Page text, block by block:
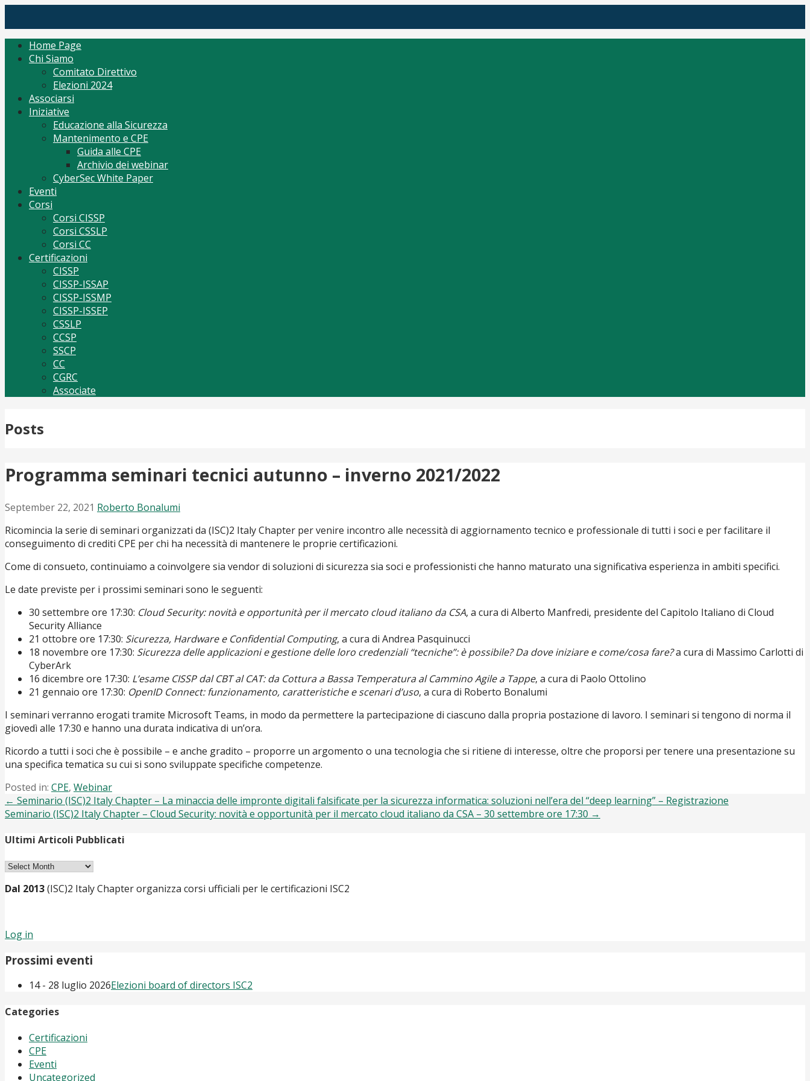
content
Home Page
Chi Siamo
Comitato Direttivo
Elezioni 2024
Associarsi
Iniziative
Educazione alla Sicurezza
Mantenimento e CPE
Guida alle CPE
Archivio dei webinar
CyberSec White Paper
Eventi
Corsi
Corsi CISSP
Corsi CSSLP
Corsi CC
Certificazioni
CISSP
CISSP-ISSAP
CISSP-ISSMP
CISSP-ISSEP
CSSLP
CCSP
SSCP
CC
CGRC
Associate
Posts
Programma seminari tecnici autunno – inverno 2021/2022
September 22, 2021 Roberto Bonalumi
Ricomincia la serie di seminari organizzati da (ISC)2 Italy Chapter per venire incontro alle necessità di aggiornamento tecnico e professionale di tutti i soci e per facilitare il
conseguimento di crediti CPE per chi ha necessità di mantenere le proprie certificazioni.
Come di consueto, continuiamo a coinvolgere sia vendor di soluzioni di sicurezza sia soci e professionisti che hanno maturato una significativa esperienza in ambiti specifici.
Le date previste per i prossimi seminari sono le seguenti:
30 settembre ore 17:30: Cloud Security: novità e opportunità per il mercato cloud italiano da CSA, a cura di Alberto Manfredi, presidente del Capitolo Italiano di Cloud
Security Alliance
21 ottobre ore 17:30: Sicurezza, Hardware e Confidential Computing, a cura di Andrea Pasquinucci
18 novembre ore 17:30: Sicurezza delle applicazioni e gestione delle loro credenziali “tecniche”: è possibile? Da dove iniziare e come/cosa fare?a cura di Massimo Carlotti di
CyberArk
16 dicembre ore 17:30: L’esame CISSP dal CBT al CAT: da Cottura a Bassa Temperatura al Cammino Agile a Tappe, a cura di Paolo Ottolino
21 gennaio ore 17:30: OpenID Connect: funzionamento, caratteristiche e scenari d’uso, a cura di Roberto Bonalumi
I seminari verranno erogati tramite Microsoft Teams, in modo da permettere la partecipazione di ciascuno dalla propria postazione di lavoro. I seminari si tengono di norma il
giovedì alle 17:30 e hanno una durata indicativa di un’ora.
Ricordo a tutti i soci che è possibile – e anche gradito – proporre un argomento o una tecnologia che si ritiene di interesse, oltre che proporsi per tenere una presentazione su
una specifica tematica su cui si sono sviluppate specifiche competenze.
Posted in: CPE, Webinar
Post
navigation
← Seminario (ISC)2 Italy Chapter – La minaccia delle impronte digitali falsificate per la sicurezza informatica: soluzioni nell’era del “deep learning” – Registrazione
Seminario (ISC)2 Italy Chapter – Cloud Security: novità e opportunità per il mercato cloud italiano da CSA – 30 settembre ore 17:30 →
Ultimi Articoli Pubblicati
Ultimi
Pubblicati
Dal 2013(ISC)2 Italy Chapter organizza corsi ufficiali per le certificazioni ISC2
Log in
Prossimi eventi
14 - 28 luglio 2026Elezioni board of directors ISC2
Categories
Certificazioni
CPE
Eventi
Uncategorized